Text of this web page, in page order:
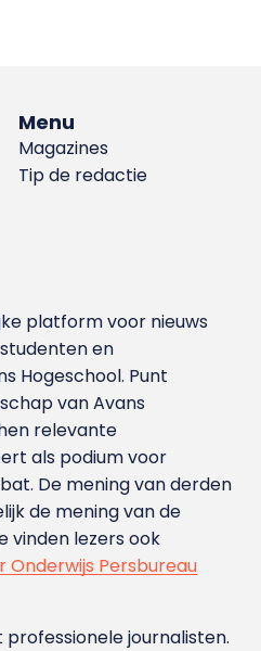
Menu
Magazines
Tip de redactie
platform voor nieuws
en
Hoge­school. Punt
van Avans
relevante
als podium voor
De mening van derden
de mening van de
vinden lezers ook
Onderwijs Persbureau
journalisten.